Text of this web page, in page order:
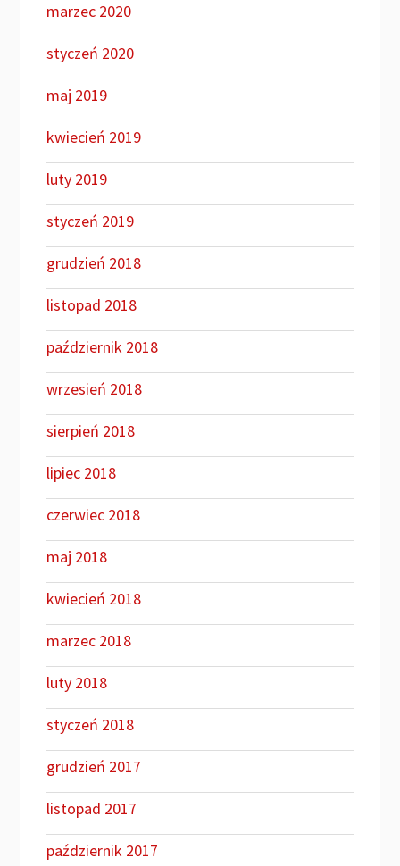
marzec 2020
styczeń 2020
maj 2019
kwiecień 2019
luty 2019
styczeń 2019
grudzień 2018
listopad 2018
październik 2018
wrzesień 2018
sierpień 2018
lipiec 2018
czerwiec 2018
maj 2018
kwiecień 2018
marzec 2018
luty 2018
styczeń 2018
grudzień 2017
listopad 2017
październik 2017